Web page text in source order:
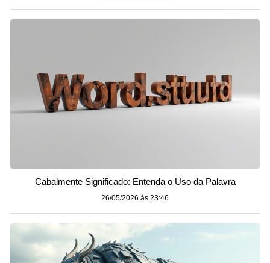
Cabalmente Significado: Entenda o Uso da Palavra
26/05/2026 às 23:46